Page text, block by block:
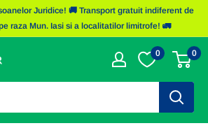
Juridice! 🚚 Transport gratuit indiferent de
raza Mun. Iasi si a localitatilor limitrofe! 🚛
0 0